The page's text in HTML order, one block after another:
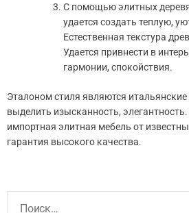
С помощью элитных
удается создать теплую,
Естественная текстура
Удается привнести в
гармонии, спокойствия.
Эталоном стиля являются итальянские
выделить изысканность,
импортная элитная мебель от
гарантия высокого качества.